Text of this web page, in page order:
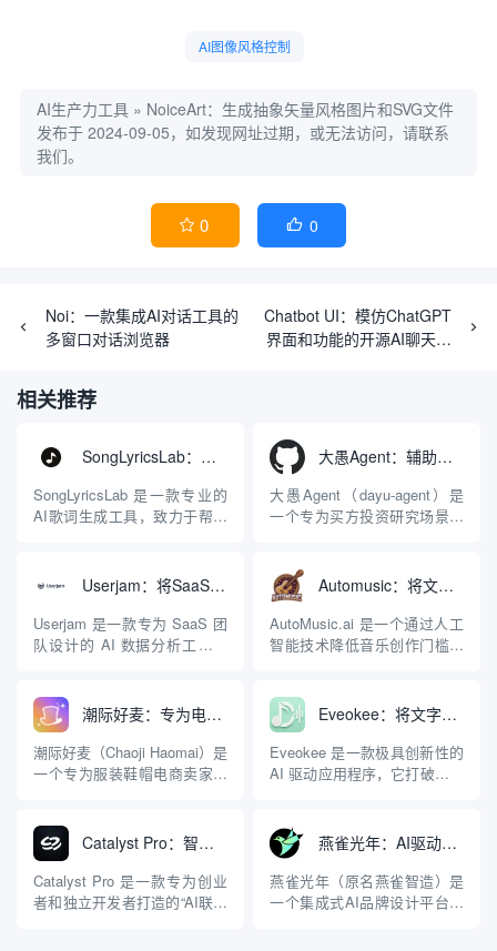
AI图像风格控制
AI生产力工具 » NoiceArt：生成抽象矢量风格图片和SVG文件
发布于 2024-09-05，如发现网址过期，或无法访问，请联系
我们。
 0  0
Noi：一款集成AI对话工具的
多窗口对话浏览器
Chatbot UI：模仿ChatGPT
界面和功能的开源AI聊天应
相关推荐
SongLyricsLab：辅助生成具有专业结构的原创歌曲歌词工具
SongLyricsLab 是一款专业的
AI歌词生成工具，致力于帮助
输入主题就吐出整首空洞歌词
的传统生成器不同，
SongLyricsLab 基于对用户故
事的深度挖掘，采用独创的五
大愚Agent：辅助买方分析并解读财报的智能体系统
大愚Agent（dayu-agent）是
一个专为买方投资研究场景设
大语言模型（LLM）能力、结
构化财报提取工具、自动化的
财报下载与预处理数据管线，
以及研报撰写流程深度结合，
Userjam：将SaaS产品数据转化为自然语言故事的AI分析工具
Userjam 是一款专为 SaaS 团
队设计的 AI 数据分析工具，
易被忽视的问题。它不要求用
户构建复杂的图表，而是利用
人工智能技术，直接接入现有
的数据源（如 PostHog, Mi...
Automusic：将文本和歌词转化为原创歌曲的AI生成工具
AutoMusic.ai 是一个通过人工
智能技术降低音乐创作门槛的
知识、演奏乐器或使用复杂的
数字音频工作站（DAW），只
需输入一段文字描述或具体的
歌词，就能生成一首完整的歌
潮际好麦：专为电商卖家打造的AI模特试衣与商拍图生成工具
潮际好麦（Chaoji Haomai）是
一个专为服装鞋帽电商卖家设
中“模特贵、拍摄慢、修图难”
的核心痛点。该平台利用
AIGC（人工智能生成内容）技
术，让用户无需聘请真实模特
Eveokee：将文字日记自动转化为个性化音乐的AI生成工具
Eveokee 是一款极具创新性的
AI 驱动应用程序，它打破了传
的日记变成声音”，利用人工智
能技术分析用户输入的文字内
容和潜在情绪，自动谱写并生
成一首独一无二的歌曲。用户
Catalyst Pro：智能商业创意验证与AI联合创始人，模拟投资人视角评估创业点子，生成可行性分析报告
Catalyst Pro 是一款专为创业
者和独立开发者打造的“AI联合
燕雀光年：AI驱动的品牌设计与LOGO生成工具
燕雀光年（原名燕雀智造）是
一个集成式AI品牌设计平台，